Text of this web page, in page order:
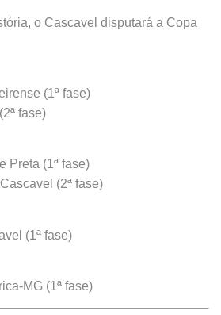
o Cascavel disputará a Copa
(1ª fase)
fase)
Preta (1ª fase)
(2ª fase)
(1ª fase)
MG (1ª fase)